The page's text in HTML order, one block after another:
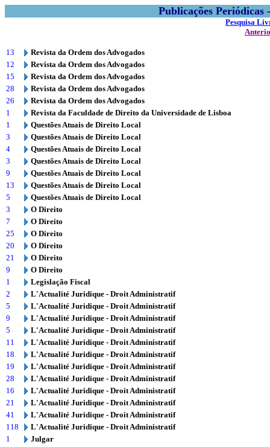
Publicações
Pesquisa
13
Revista da Ordem dos Advogados
12
Revista da Ordem dos Advogados
15
Revista da Ordem dos Advogados
28
Revista da Ordem dos Advogados
26
Revista da Ordem dos Advogados
1
Revista da Faculdade de Direito da Universidade de Lisboa
1
Questões Atuais de Direito Local
3
Questões Atuais de Direito Local
4
Questões Atuais de Direito Local
3
Questões Atuais de Direito Local
9
Questões Atuais de Direito Local
13
Questões Atuais de Direito Local
5
Questões Atuais de Direito Local
3
O Direito
7
O Direito
25
O Direito
20
O Direito
21
O Direito
9
O Direito
1
Legislação Fiscal
2
L'Actualité Juridique - Droit Administratif
5
L'Actualité Juridique - Droit Administratif
9
L'Actualité Juridique - Droit Administratif
5
L'Actualité Juridique - Droit Administratif
11
L'Actualité Juridique - Droit Administratif
18
L'Actualité Juridique - Droit Administratif
19
L'Actualité Juridique - Droit Administratif
28
L'Actualité Juridique - Droit Administratif
16
L'Actualité Juridique - Droit Administratif
21
L'Actualité Juridique - Droit Administratif
41
L'Actualité Juridique - Droit Administratif
118
L'Actualité Juridique - Droit Administratif
1
Julgar